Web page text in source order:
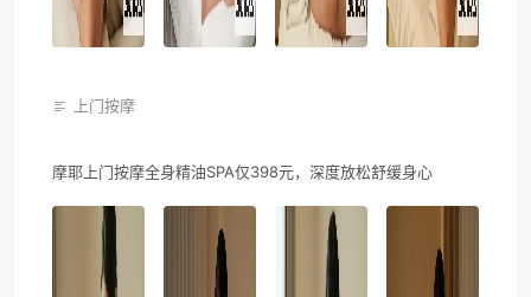
上门按摩
摩耶上门按摩全身精油SPA仅398元，深度放松舒缓身心